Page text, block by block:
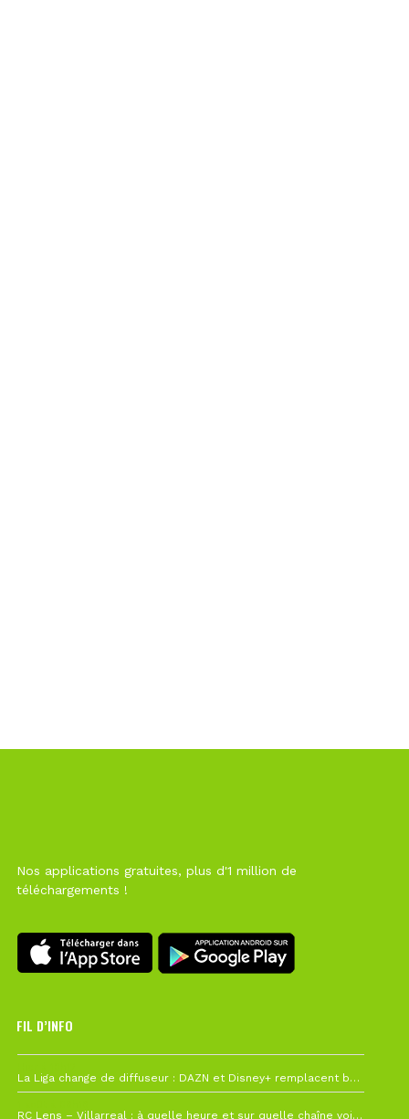
Nos applications gratuites, plus d'1 million de
téléchargements !
FIL D’INFO
La Liga change de diffuseur : DAZN et Disney+ remplacent beIN Sports !
RC Lens – Villarreal : à quelle heure et sur quelle chaîne voir la finale de la Como Cup ?